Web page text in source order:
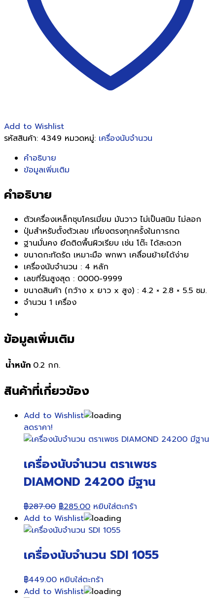
Add to Wishlist
รหัสสินค้า: 4349 หมวดหมู่: เครื่องนับจำนวน
คำอธิบาย
ข้อมูลเพิ่มเติม
คำอธิบาย
ตัวเครื่องเหล็กชุบโครเมี่ยม มันวาว ไม่เป็นสนิม ไม่ลอก
ปุ่มสำหรับตั้งตัวเลข เที่ยงตรงทุกครั้งในการกด
ฐานมั่นคง ยึดติดพื้นผิวเรียบ เช่น โต๊ะ ได้สะดวก
ขนาดกะทัดรัด เหมาะมือ พกพา เคลื่อนย้ายได้ง่าย
เครื่องนับจำนวน : 4 หลัก
เลขที่รันสูงสุด : 0000-9999
ขนาดสินค้า (กว้าง x ยาว x สูง) : 4.2 × 2.8 × 5.5 ซม.
จำนวน 1 เครื่อง
ข้อมูลเพิ่มเติม
น้ำหนัก 0.2 กก.
สินค้าที่เกี่ยวข้อง
Add to Wishlist
ลดราคา!
เครื่องนับจำนวน ตราเพชร
DIAMOND 24200 มีฐาน
฿287.00 Original
price
was:
฿285.00Current
price
is:
หยิบใส่ตะกร้า
Add to Wishlist
เครื่องนับจำนวน SDI 1055
฿449.00 หยิบใส่ตะกร้า
Add to Wishlist